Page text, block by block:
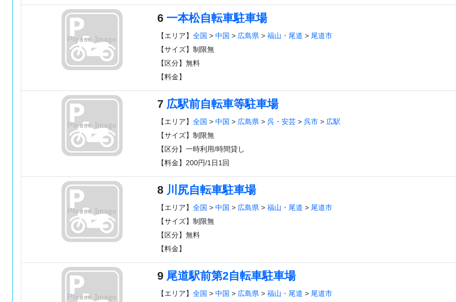
6 一本松自転車駐車場
【エリア】 全国 > 中国 > 広島県 > 福山・尾道 > 尾道市
【サイズ】制限無
【区分】無料
【料金】
7 広駅前自転車等駐車場
【エリア】 全国 > 中国 > 広島県 > 呉・安芸> 呉市> 広駅
【サイズ】制限無
【区分】一時利用/時間貸し
【料金】200円/1日1回
8 川尻自転車駐車場
【エリア】 全国 > 中国 > 広島県 > 福山・尾道 > 尾道市
【サイズ】制限無
【区分】無料
【料金】
9 尾道駅前第2自転車駐車場
【エリア】 全国 > 中国 > 広島県 > 福山・尾道 > 尾道市